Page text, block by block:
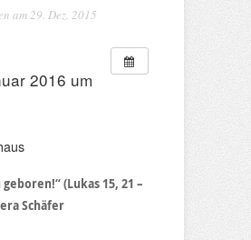
am 29. Dez. 2015
2016 um
(Lukas 15, 21 –
Schäfer